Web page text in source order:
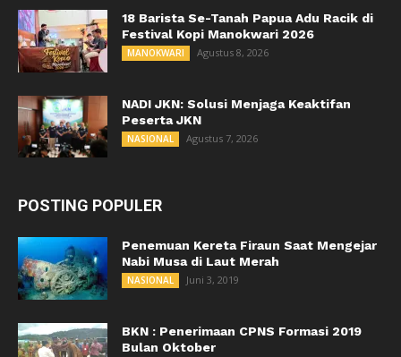
18 Barista Se-Tanah Papua Adu Racik di
Festival Kopi Manokwari 2026
MANOKWARI Agustus 8, 2026
NADI JKN: Solusi Menjaga Keaktifan
Peserta JKN
NASIONAL Agustus 7, 2026
POSTING POPULER
Penemuan Kereta Firaun Saat Mengejar
Nabi Musa di Laut Merah
NASIONAL Juni 3, 2019
BKN : Penerimaan CPNS Formasi 2019
Bulan Oktober